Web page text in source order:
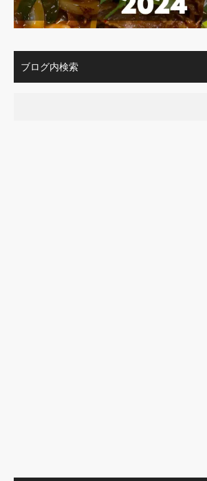
ブログ内検索